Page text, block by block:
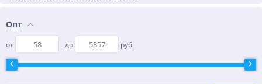
Опт
от до руб.